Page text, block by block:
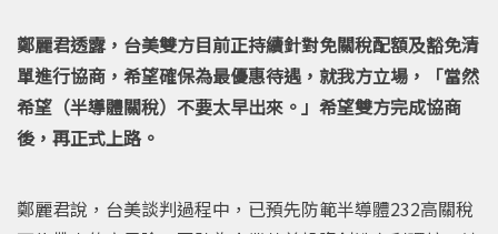
鄭麗君透露，台美雙方目前正持續針對免關稅配額及豁免清
單進行協商，希望確保為最優惠待遇，就我方立場，「當然
希望（半導體關稅）不要太早出來。」希望雙方完成協商
後，再正式上路。
鄭麗君說，台美談判過程中，已預先防範半導體232高關稅